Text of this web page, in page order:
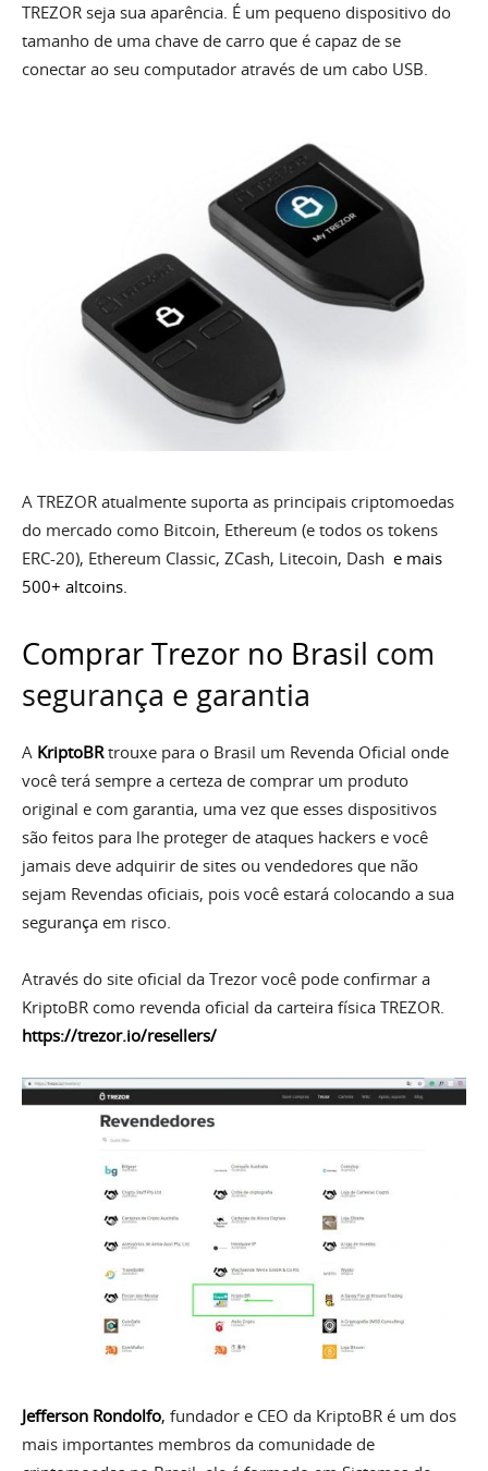
TREZOR seja sua aparência. É um pequeno dispositivo do
tamanho de uma chave de carro que é capaz de se
conectar ao seu computador através de um cabo USB.
A TREZOR atualmente suporta as principais criptomoedas
do mercado como Bitcoin, Ethereum (e todos os tokens
ERC-20), Ethereum Classic, ZCash, Litecoin, Dash e mais
500+ altcoins.
Comprar Trezor no Brasil com
segurança e garantia
A KriptoBRtrouxe para o Brasil um Revenda Oficial onde
você terá sempre a certeza de comprar um produto
original e com garantia, uma vez que esses dispositivos
são feitos para lhe proteger de ataques hackers e você
jamais deve adquirir de sites ou vendedores que não
sejam Revendas oficiais, pois você estará colocando a sua
segurança em risco.
Através do site oficial da Trezor você pode confirmar a
KriptoBR como revenda oficial da carteira física TREZOR.
https://trezor.io/resellers/
Jefferson Rondolfo, fundador e CEO da KriptoBR é um dos
mais importantes membros da comunidade de